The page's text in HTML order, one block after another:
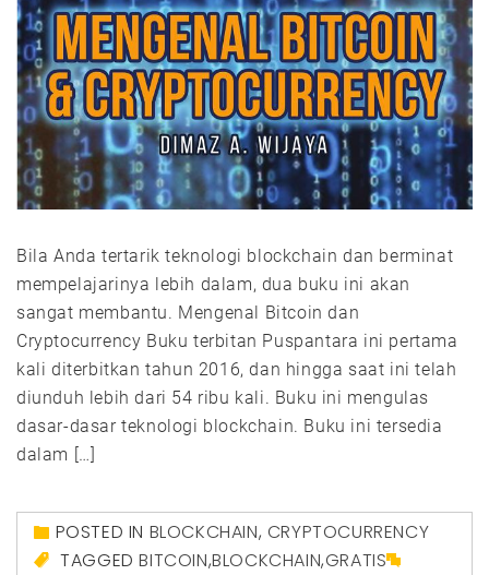
Bila Anda tertarik teknologi blockchain dan berminat
mempelajarinya lebih dalam, dua buku ini akan
sangat membantu. Mengenal Bitcoin dan
Cryptocurrency Buku terbitan Puspantara ini pertama
kali diterbitkan tahun 2016, dan hingga saat ini telah
diunduh lebih dari 54 ribu kali. Buku ini mengulas
dasar-dasar teknologi blockchain. Buku ini tersedia
dalam […]
POSTED IN BLOCKCHAIN, CRYPTOCURRENCY
TAGGEDBITCOIN,BLOCKCHAIN,GRATIS